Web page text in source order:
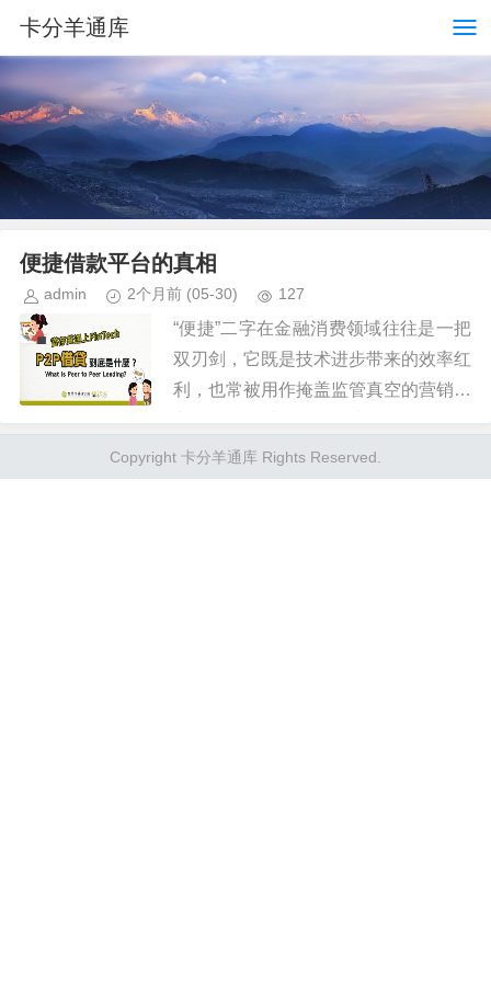
卡分羊通库
便捷借款平台的真相
admin 2个月前 (05-30) 127
“便捷”二字在金融消费领域往往是一把
双刃剑，它既是技术进步带来的效率红
利，也常被用作掩盖监管真空的营销糖
正规时，不能仅仅停留在页面设计的精
美程度或审批速度的快慢上，而...
Copyright 卡分羊通库 Rights Reserved.